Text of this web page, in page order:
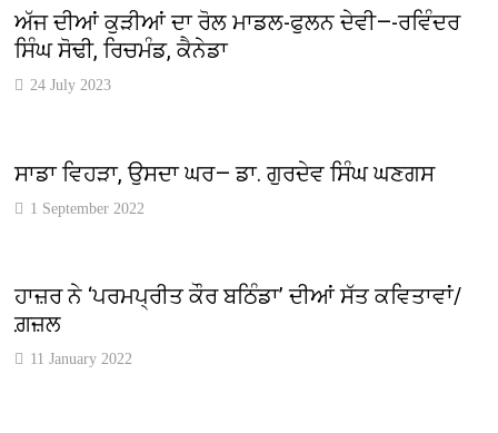
ਅੱਜ ਦੀਆਂ ਕੁੜੀਆਂ ਦਾ ਰੋਲ ਮਾਡਲ-ਫੁਲਨ ਦੇਵੀ—-ਰਵਿੰਦਰ
ਸਿੰਘ ਸੋਢੀ, ਰਿਚਮੰਡ, ਕੈਨੇਡਾ
24 July 2023
ਸਾਡਾ ਵਿਹੜਾ, ਉਸਦਾ ਘਰ— ਡਾ. ਗੁਰਦੇਵ ਸਿੰਘ ਘਣਗਸ
1 September 2022
ਹਾਜ਼ਰ ਨੇ ‘ਪਰਮਪ੍ਰੀਤ ਕੌਰ ਬਠਿੰਡਾ’ ਦੀਆਂ ਸੱਤ ਕਵਿਤਾਵਾਂ/
ਗ਼ਜ਼ਲ
11 January 2022